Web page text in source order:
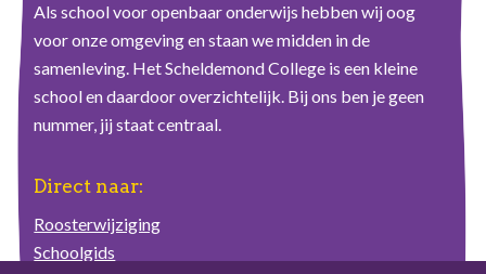
Als school voor openbaar onderwijs hebben wij oog
voor onze omgeving en staan we midden in de
samenleving. Het Scheldemond College is een kleine
school en daardoor overzichtelijk. Bij ons ben je geen
nummer, jij staat centraal.
Direct naar:
Roosterwijziging
Schoolgids